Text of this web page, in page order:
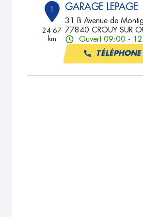
1
24.67
km
GARAGE LEPAGE
31 B Avenue de
77840 CROUY SUR
Ouvert 09:00 -
TÉLÉPHONE